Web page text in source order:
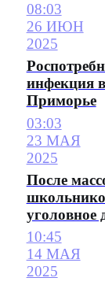
08:03
26 ИЮН
2025
инфекция
Приморье
03:03
23 МАЯ
2025
После
уголовное
10:45
14 МАЯ
2025